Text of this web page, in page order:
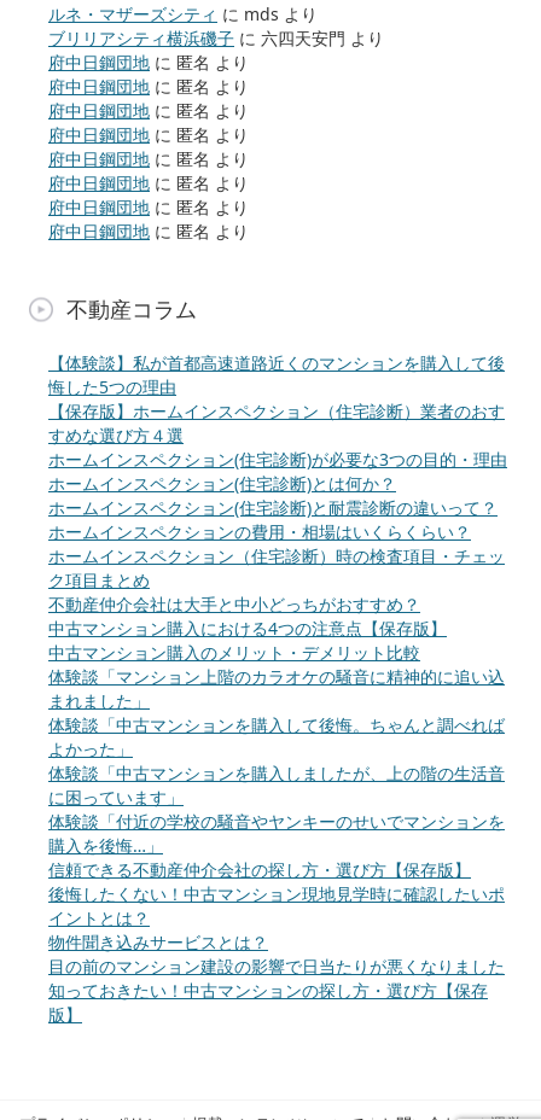
ルネ・マザーズシティ に mds より
ブリリアシティ横浜磯子 に 六四天安門 より
府中日鋼団地 に 匿名 より
府中日鋼団地 に 匿名 より
府中日鋼団地 に 匿名 より
府中日鋼団地 に 匿名 より
府中日鋼団地 に 匿名 より
府中日鋼団地 に 匿名 より
府中日鋼団地 に 匿名 より
府中日鋼団地 に 匿名 より
不動産コラム
【体験談】私が首都高速道路近くのマンションを購入して後
悔した5つの理由
【保存版】ホームインスペクション（住宅診断）業者のおす
すめな選び方４選
ホームインスペクション(住宅診断)が必要な3つの目的・理由
ホームインスペクション(住宅診断)とは何か？
ホームインスペクション(住宅診断)と耐震診断の違いって？
ホームインスペクションの費用・相場はいくらくらい？
ホームインスペクション（住宅診断）時の検査項目・チェッ
ク項目まとめ
不動産仲介会社は大手と中小どっちがおすすめ？
中古マンション購入における4つの注意点【保存版】
中古マンション購入のメリット・デメリット比較
体験談「マンション上階のカラオケの騒音に精神的に追い込
まれました」
体験談「中古マンションを購入して後悔。ちゃんと調べれば
よかった」
体験談「中古マンションを購入しましたが、上の階の生活音
に困っています」
体験談「付近の学校の騒音やヤンキーのせいでマンションを
購入を後悔…」
信頼できる不動産仲介会社の探し方・選び方【保存版】
後悔したくない！中古マンション現地見学時に確認したいポ
イントとは？
物件聞き込みサービスとは？
目の前のマンション建設の影響で日当たりが悪くなりました
知っておきたい！中古マンションの探し方・選び方【保存
版】